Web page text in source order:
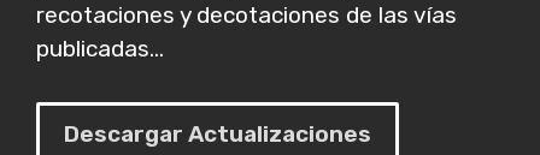
recotaciones y decotaciones de las vías
publicadas...
Descargar Actualizaciones